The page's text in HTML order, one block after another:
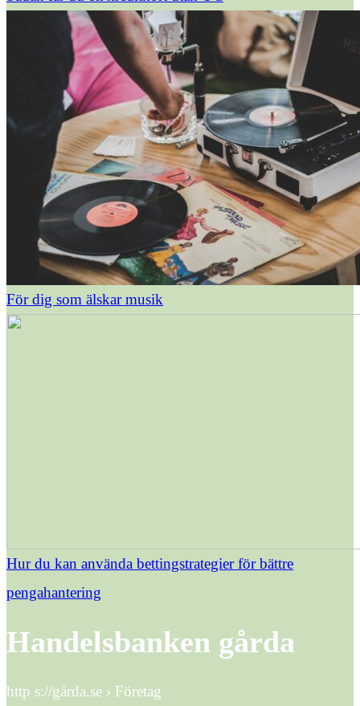
För dig som älskar musik
Hur du kan använda bettingstrategier för bättre
pengahantering
Handelsbanken gårda
http s://gårda.se › Företag